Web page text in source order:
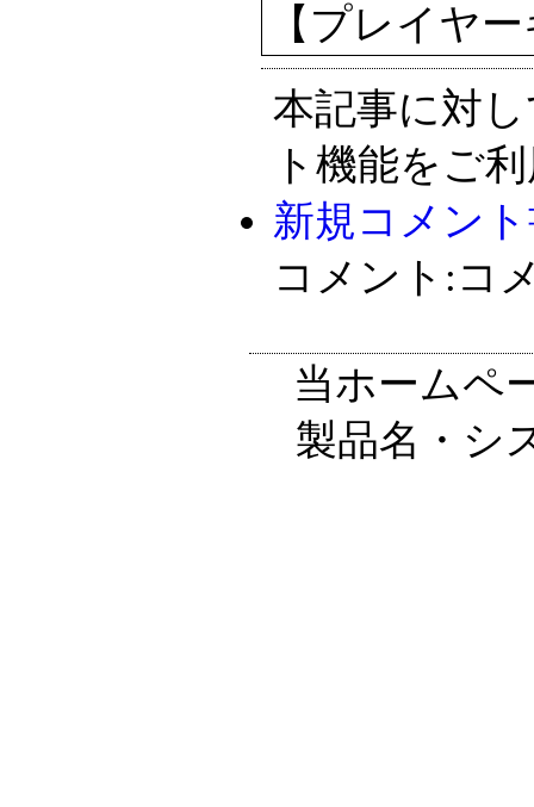
【プレイヤ
本記事に対
ト機能をご
新規コメン
コメント:コ
当ホームペ
製品名・シ